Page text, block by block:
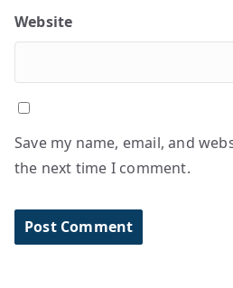
Website
Save my name, email, and
the next time I comment.